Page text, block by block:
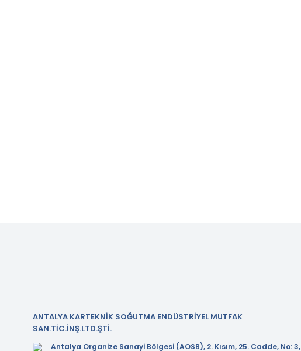
ANTALYA KARTEKNİK SOĞUTMA ENDÜSTRİYEL MUTFAK
SAN.TİC.İNŞ.LTD.ŞTİ.
Antalya Organize Sanayi Bölgesi (AOSB), 2. Kısım, 25. Cadde, No: 3,